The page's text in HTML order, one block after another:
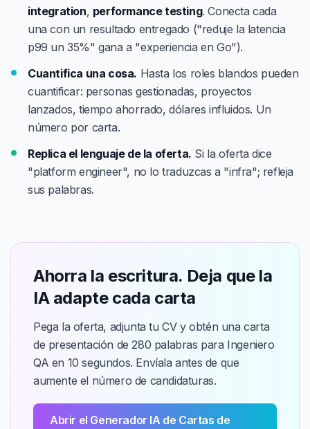
integration, performance testing. Conecta cada
una con un resultado entregado ("reduje la latencia
p99 un 35%" gana a "experiencia en Go").
Cuantifica una cosa. Hasta los roles blandos pueden
cuantificar: personas gestionadas, proyectos
lanzados, tiempo ahorrado, dólares influidos. Un
número por carta.
Replica el lenguaje de la oferta. Si la oferta dice
"platform engineer", no lo traduzcas a "infra"; refleja
sus palabras.
Ahorra la escritura. Deja que la
IA adapte cada carta
Pega la oferta, adjunta tu CV y obtén una carta
de presentación de 280 palabras para Ingeniero
QA en 10 segundos. Envíala antes de que
aumente el número de candidaturas.
Abrir el Generador IA de Cartas de